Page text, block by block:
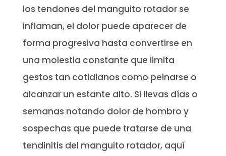
los tendones del manguito rotador se
inflaman, el dolor puede aparecer de
forma progresiva hasta convertirse en
una molestia constante que limita
gestos tan cotidianos como peinarse o
alcanzar un estante alto. Si llevas días o
semanas notando dolor de hombro y
sospechas que puede tratarse de una
tendinitis del manguito rotador, aquí